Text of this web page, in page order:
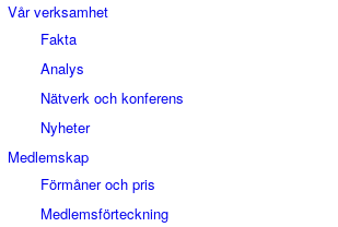
Vår verksamhet
Fakta
Analys
Nätverk och konferens
Nyheter
Medlemskap
Förmåner och pris
Medlemsförteckning